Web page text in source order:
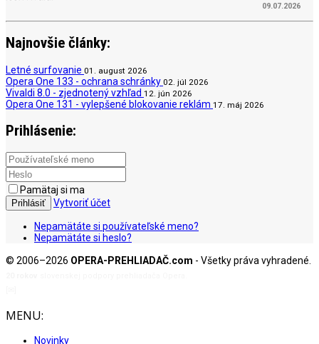
09.07.2026
Najnovšie články:
Letné surfovanie 01. august 2026
Opera One 133 - ochrana schránky 02. júl 2026
Vivaldi 8.0 - zjednotený vzhľad 12. jún 2026
Opera One 131 - vylepšené blokovanie reklám 17. máj 2026
Prihlásenie:
Pamätaj si ma
Prihlásiť Vytvoriť účet
Nepamätáte si používateľské meno?
Nepamätáte si heslo?
© 2006–2026 OPERA-PREHLIADAČ.com - Všetky práva vyhradené.
MENU:
Novinky